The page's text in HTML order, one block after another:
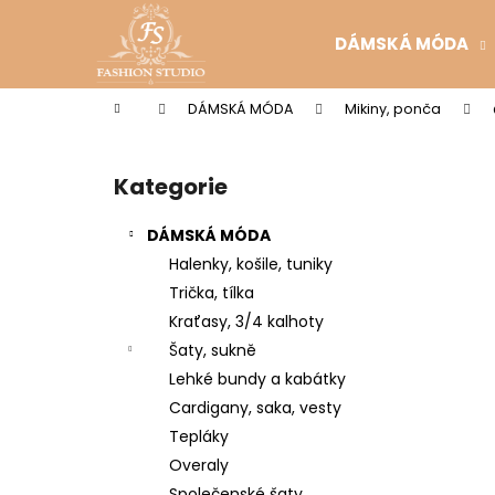
DÁMSKÁ MÓDA
Domů DÁMSKÁ MÓDA Mikiny, ponča
Přeskočit
kategorie
Kategorie
DÁMSKÁ MÓDA
Halenky, košile, tuniky
Trička, tílka
Kraťasy, 3/4 kalhoty
Šaty, sukně
Lehké bundy a kabátky
Cardigany, saka, vesty
Tepláky
Overaly
í
Zpět
do
Zpět
do